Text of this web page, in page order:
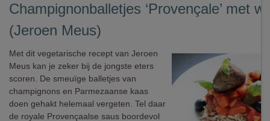
Champignonballetjes ‘Provençale’ met
(Jeroen Meus)
Met dit vegetarische recept van Jeroen
Meus kan je zeker bij de jongste eters
scoren. De smeuïge balletjes van
champignons en Parmezaanse kaas
doen gehakt helemaal vergeten. Tel daar
de royale Provençaalse saus boordevol